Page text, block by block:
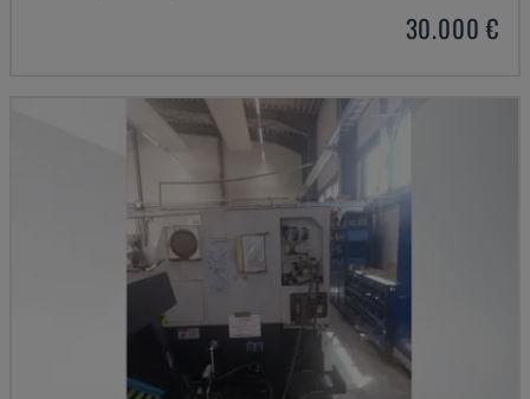
30.000 €